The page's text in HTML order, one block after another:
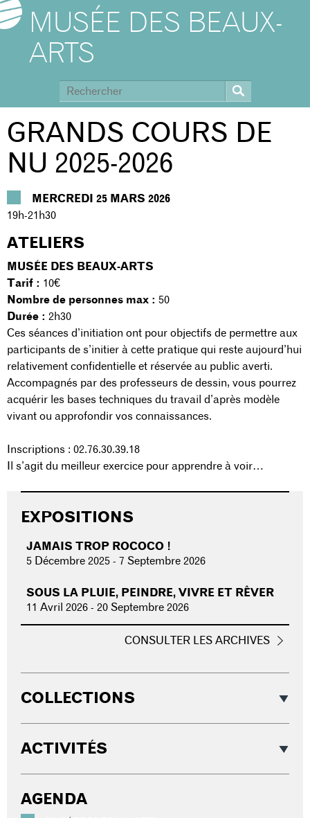
MUSÉE DES BEAUX-
ARTS
GRANDS COURS DE
NU 2025-2026
MERCREDI 25 MARS 2026
19h-21h30
ATELIERS
MUSÉE DES BEAUX-ARTS
Tarif : 10€
Nombre de personnes max : 50
Durée : 2h30
Ces séances d’initiation ont pour objectifs de permettre aux
participants de s’initier à cette pratique qui reste aujourd’hui
relativement confidentielle et réservée au public averti.
Accompagnés par des professeurs de dessin, vous pourrez
acquérir les bases techniques du travail d’après modèle
vivant ou approfondir vos connaissances.
Inscriptions : 02.76.30.39.18
Il s’agit du meilleur exercice pour apprendre à voir…
EXPOSITIONS
JAMAIS TROP ROCOCO !
5 Décembre 2025- 7 Septembre 2026
SOUS LA PLUIE, PEINDRE, VIVRE ET RÊVER
11 Avril 2026- 20 Septembre 2026
CONSULTER LES ARCHIVES
COLLECTIONS
ACTIVITÉS
AGENDA